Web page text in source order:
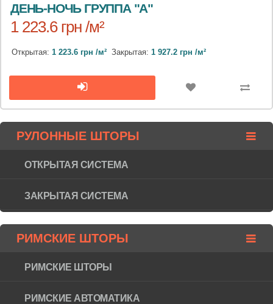
ДЕНЬ-НОЧЬ ГРУППА "А"
1 223.6 грн /м²
Открытая: 1 223.6 грн /м² Закрытая: 1 927.2 грн /м²
РУЛОННЫЕ ШТОРЫ
ОТКРЫТАЯ СИСТЕМА
ЗАКРЫТАЯ СИСТЕМА
РИМСКИЕ ШТОРЫ
РИМСКИЕ ШТОРЫ
РИМСКИЕ АВТОМАТИКА